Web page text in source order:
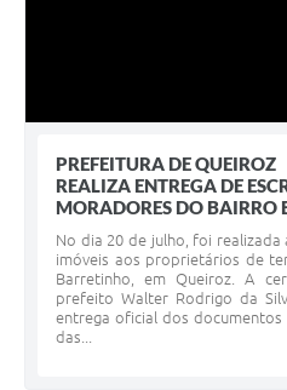
PREFEITURA DE QUEIROZ
REALIZA ENTREGA DE
MORADORES DO BAIRRO
No dia 20 de julho, foi
imóveis aos proprietários de
Barretinho, em Queiroz. A
prefeito Walter Rodrigo da
entrega oficial dos
das...